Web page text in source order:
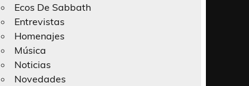
Ecos De Sabbath
Entrevistas
Homenajes
Música
Noticias
Novedades